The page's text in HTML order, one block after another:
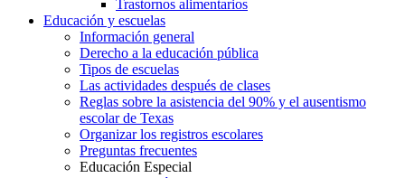
Trastornos alimentarios
Educación y escuelas
Información general
Derecho a la educación pública
Tipos de escuelas
Las actividades después de clases
Reglas sobre la asistencia del 90% y el ausentismo
escolar de Texas
Organizar los registros escolares
Preguntas frecuentes
Educación Especial